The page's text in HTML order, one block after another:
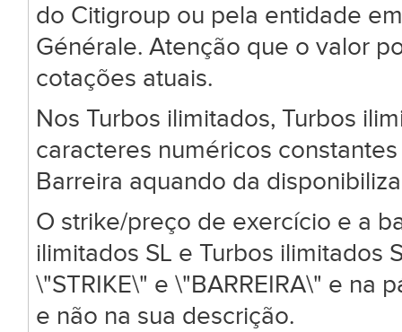
do Citigroup ou pela entidade
Générale. Atenção que o valor
cotações atuais.
Nos Turbos ilimitados, Turbos
caracteres numéricos
Barreira aquando da
O strike/preço de exercício e a
ilimitados SL e Turbos ilimitados
\"STRIKE\" e \"BARREIRA\" e na
e não na sua descrição.